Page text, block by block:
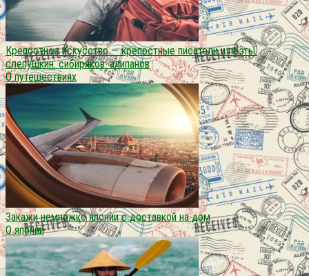
Крепостное искусство — крепостные писатели и поэты.
слепушкин. сибиряков. алипанов
О путешествиях
Закажи немножко японии с доставкой на дом
О японии